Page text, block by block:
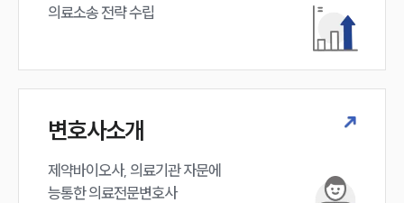
의료소송 전략 수립
변호사소개
제약바이오사, 의료기관 자문에
능통한 의료전문변호사